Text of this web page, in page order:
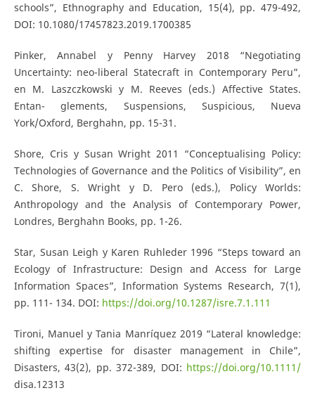
schools”, Ethnography and Education, 15(4), pp. 479-492,
DOI: 10.1080/17457823.2019.1700385
Pinker, Annabel y Penny Harvey 2018 “Negotiating
Uncertainty: neo-liberal Statecraft in Contemporary Peru”,
en M. Laszczkowski y M. Reeves (eds.) Affective States.
Entan- glements, Suspensions, Suspicious, Nueva
York/Oxford, Berghahn, pp. 15-31.
Shore, Cris y Susan Wright 2011 “Conceptualising Policy:
Technologies of Governance and the Politics of Visibility”, en
C. Shore, S. Wright y D. Pero (eds.), Policy Worlds:
Anthropology and the Analysis of Contemporary Power,
Londres, Berghahn Books, pp. 1-26.
Star, Susan Leigh y Karen Ruhleder 1996 “Steps toward an
Ecology of Infrastructure: Design and Access for Large
Information Spaces”, Information Systems Research, 7(1),
pp. 111- 134. DOI: https://doi.org/10.1287/isre.7.1.111
Tironi, Manuel y Tania Manríquez 2019 “Lateral knowledge:
shifting expertise for disaster management in Chile”,
Disasters, 43(2), pp. 372-389, DOI: https://doi.org/10.1111/
disa.12313